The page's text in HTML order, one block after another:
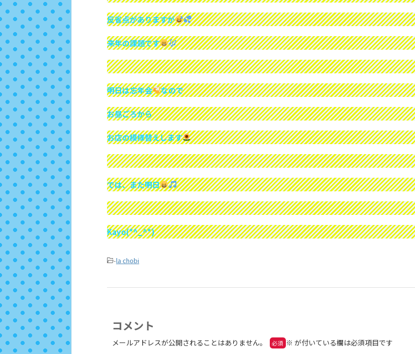
反省点がありますが
来年の課題です
明日は忘年会 なので
お昼ごろから
お店の模様替えします
では、また明日
Kayo(*^_^*)
-la chobi
コメント
メールアドレスが公開されることはありません。 ※ が付いている欄は必須項目です